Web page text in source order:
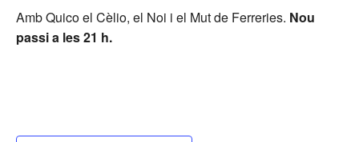
Amb Quico el Cèlio, el Noi i el Mut de Ferreries. Nou
passi a les 21 h.